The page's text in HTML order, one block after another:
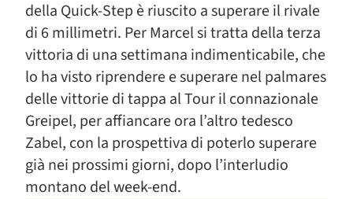
della Quick-Step è riuscito a superare il rivale
di 6 millimetri. Per Marcel si tratta della terza
vittoria di una settimana indimenticabile, che
lo ha visto riprendere e superare nel palmares
delle vittorie di tappa al Tour il connazionale
Greipel, per affiancare ora l’altro tedesco
Zabel, con la prospettiva di poterlo superare
già nei prossimi giorni, dopo l’interludio
montano del week-end.